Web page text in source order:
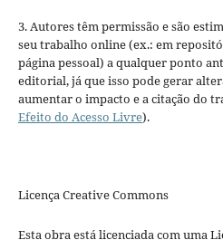
3. Autores têm permissão e são
seu trabalho online (ex.: em
página pessoal) a qualquer ponto
editorial, já que isso pode gerar
aumentar o impacto e a citação do
Efeito do Acesso Livre).
Licença Creative Commons
Esta obra está licenciada com uma